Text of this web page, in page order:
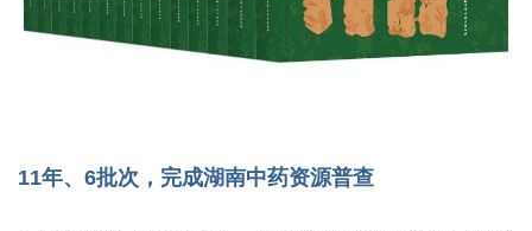
11年、6批次，完成湖南中药资源普查